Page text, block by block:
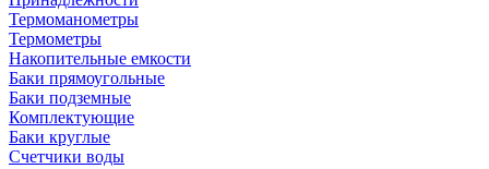
Термоманометры
Термометры
Накопительные емкости
Баки прямоугольные
Баки подземные
Комплектующие
Баки круглые
Счетчики воды